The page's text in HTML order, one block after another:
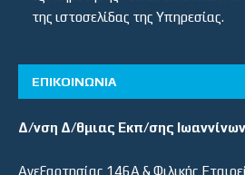
της ιστοσελίδας της Υπηρεσίας.
ΕΠΙΚΟΙΝΩΝΙΑ
Δ/νση Δ/θμιας Εκπ/σης Ιωαννίνων
Ανεξαρτησίας 146Α & Φιλικής